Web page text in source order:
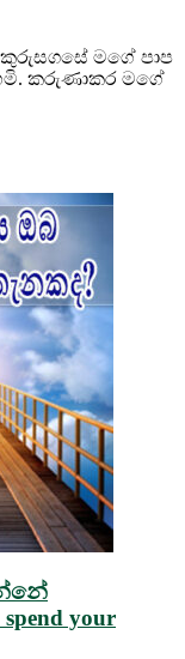
කුරුසගසේ මගේ පාප
කරුණාකර මගේ
your